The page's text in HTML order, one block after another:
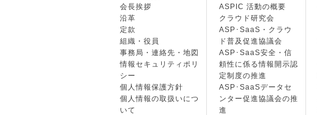
会長挨拶
沿革
定款
組織・役員
事務局・連絡先・地図
情報セキュリティポリ
シー
個人情報保護方針
個人情報の取扱いにつ
いて
ASPIC 活動の概要
クラウド研究会
ASP･SaaS・クラウ
ド普及促進協議会
ASP･SaaS安全・信
頼性に係る情報開示認
定制度の推進
ASP･SaaSデータセ
ンター促進協議会の推
進